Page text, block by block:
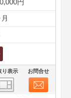
円
り表示 お問合せ